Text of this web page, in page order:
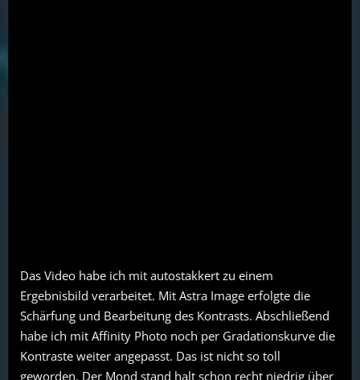
Das Video habe ich mit autostakkert zu einem
Ergebnisbild verarbeitet. Mit Astra Image erfolgte die
Schärfung und Bearbeitung des Kontrasts. Abschließend
habe ich mit Affinity Photo noch per Gradationskurve die
Kontraste weiter angepasst. Das ist nicht so toll
geworden. Der Mond stand halt schon recht niedrig über